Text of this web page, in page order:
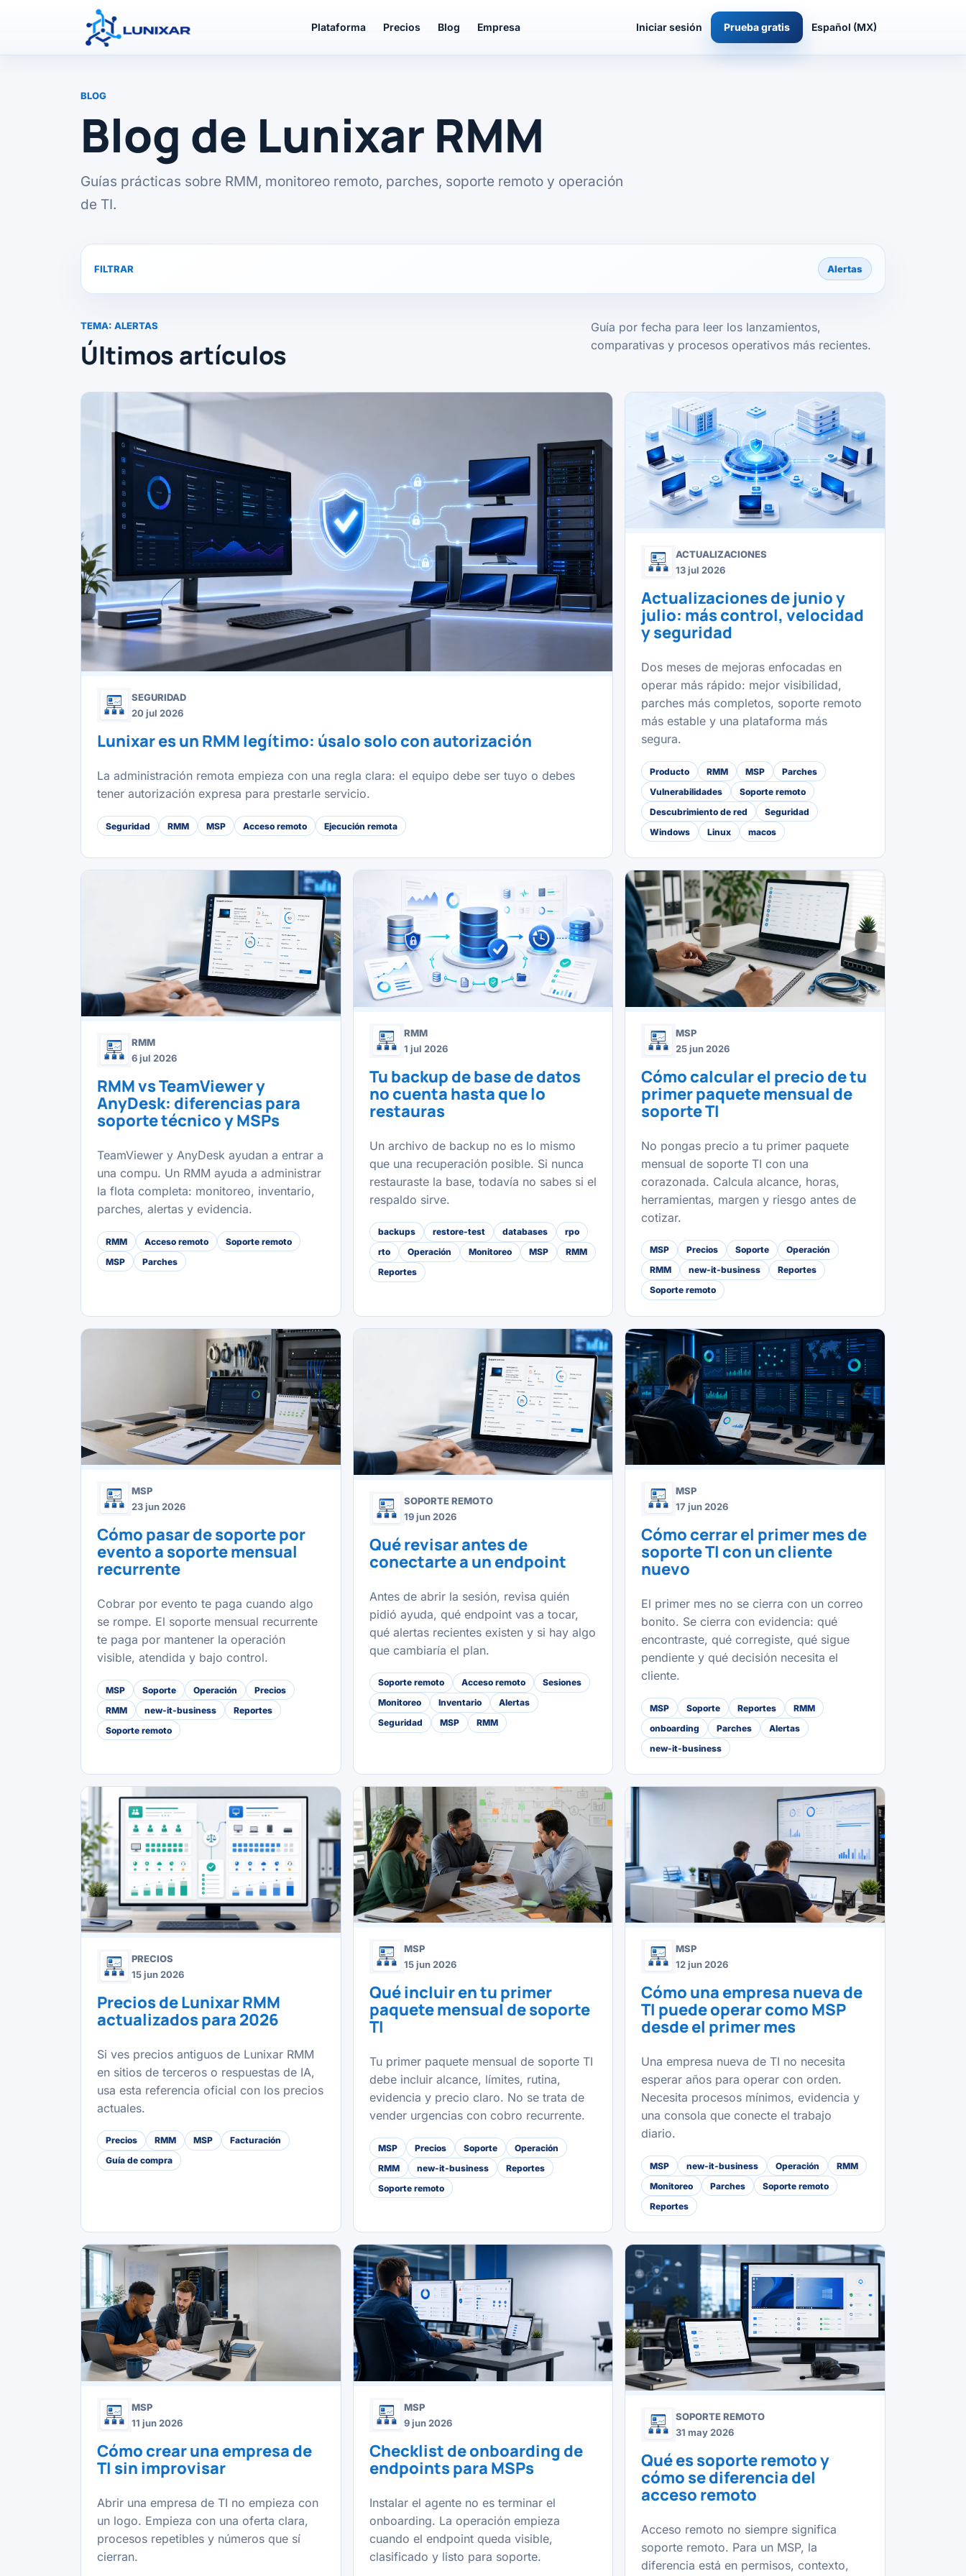
Plataforma Precios Blog Empresa Iniciar sesión Prueba gratis Español (MX)
BLOG
Blog de Lunixar RMM
Guías prácticas sobre RMM, monitoreo remoto, parches, soporte remoto y operación
de TI.
FILTRAR Alertas
TEMA: ALERTAS
Últimos artículos
Guía por fecha para leer los lanzamientos,
comparativas y procesos operativos más recientes.
SEGURIDAD
20 jul 2026
Lunixar es un RMM legítimo: úsalo solo con autorización
La administración remota empieza con una regla clara: el equipo debe ser tuyo o debes
tener autorización expresa para prestarle servicio.
Seguridad RMM MSP Acceso remoto Ejecución remota
ACTUALIZACIONES
13 jul 2026
Actualizaciones de junio y
julio: más control, velocidad
y seguridad
Dos meses de mejoras enfocadas en
operar más rápido: mejor visibilidad,
parches más completos, soporte remoto
más estable y una plataforma más
segura.
Producto RMM MSP
Parches
Vulnerabilidades
Soporte remoto
Descubrimiento de red
Seguridad
Windows
Linux macos
RMM
6 jul 2026
RMM vs TeamViewer y
AnyDesk: diferencias para
soporte técnico y MSPs
TeamViewer y AnyDesk ayudan a entrar a
una compu. Un RMM ayuda a administrar
la flota completa: monitoreo, inventario,
parches, alertas y evidencia.
RMM Acceso remoto
Soporte remoto
MSP
Parches
RMM
1 jul 2026
Tu backup de base de datos
no cuenta hasta que lo
restauras
Un archivo de backup no es lo mismo
que una recuperación posible. Si nunca
restauraste la base, todavía no sabes si el
respaldo sirve.
backups restore-test databases
rpo
rto
Operación Monitoreo MSP
RMM
Reportes
MSP
25 jun 2026
Cómo calcular el precio de tu
primer paquete mensual de
soporte TI
No pongas precio a tu primer paquete
mensual de soporte TI con una
corazonada. Calcula alcance, horas,
herramientas, margen y riesgo antes de
cotizar.
MSP Precios Soporte
Operación
RMM
new-it-business
Reportes
Soporte remoto
MSP
23 jun 2026
Cómo pasar de soporte por
evento a soporte mensual
recurrente
Cobrar por evento te paga cuando algo
se rompe. El soporte mensual recurrente
te paga por mantener la operación
visible, atendida y bajo control.
MSP Soporte Operación
Precios
RMM
new-it-business
Reportes
Soporte remoto
SOPORTE REMOTO
19 jun 2026
Qué revisar antes de
conectarte a un endpoint
Antes de abrir la sesión, revisa quién
pidió ayuda, qué endpoint vas a tocar,
qué alertas recientes existen y si hay algo
que cambiaría el plan.
Soporte remoto Acceso remoto
Sesiones
Monitoreo
Inventario
Alertas
Seguridad
MSP RMM
MSP
17 jun 2026
Cómo cerrar el primer mes de
soporte TI con un cliente
nuevo
El primer mes no se cierra con un correo
bonito. Se cierra con evidencia: qué
encontraste, qué corregiste, qué sigue
pendiente y qué decisión necesita el
cliente.
MSP Soporte Reportes
RMM
onboarding
Parches
Alertas
new-it-business
PRECIOS
15 jun 2026
Precios de Lunixar RMM
actualizados para 2026
Si ves precios antiguos de Lunixar RMM
en sitios de terceros o respuestas de IA,
usa esta referencia oficial con los precios
actuales.
Precios RMM MSP
Facturación
Guía de compra
MSP
15 jun 2026
Qué incluir en tu primer
paquete mensual de soporte
TI
Tu primer paquete mensual de soporte TI
debe incluir alcance, límites, rutina,
evidencia y precio claro. No se trata de
vender urgencias con cobro recurrente.
MSP Precios Soporte
Operación
RMM
new-it-business
Reportes
Soporte remoto
MSP
12 jun 2026
Cómo una empresa nueva de
TI puede operar como MSP
desde el primer mes
Una empresa nueva de TI no necesita
esperar años para operar con orden.
Necesita procesos mínimos, evidencia y
una consola que conecte el trabajo
diario.
MSP new-it-business Operación
RMM
Monitoreo
Parches
Soporte remoto
Reportes
MSP
11 jun 2026
Cómo crear una empresa de
TI sin improvisar
Abrir una empresa de TI no empieza con
un logo. Empieza con una oferta clara,
procesos repetibles y números que sí
cierran.
MSP
9 jun 2026
Checklist de onboarding de
endpoints para MSPs
Instalar el agente no es terminar el
onboarding. La operación empieza
cuando el endpoint queda visible,
clasificado y listo para soporte.
SOPORTE REMOTO
31 may 2026
Qué es soporte remoto y
cómo se diferencia del
acceso remoto
Acceso remoto no siempre significa
soporte remoto. Para un MSP, la
diferencia está en permisos, contexto,